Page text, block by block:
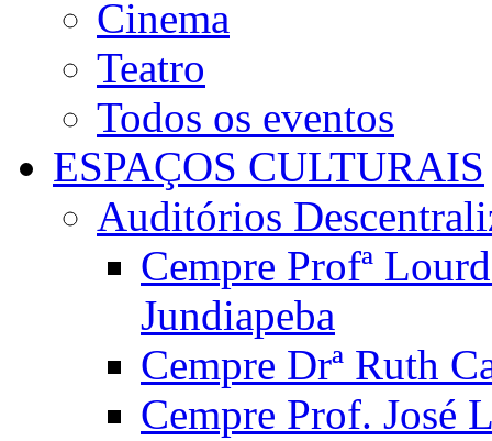
Cinema
Teatro
Todos os eventos
ESPAÇOS CULTURAIS
Auditórios
Cempre Profª
Jundiapeba
Cempre Drª Ruth
Cempre Prof. José